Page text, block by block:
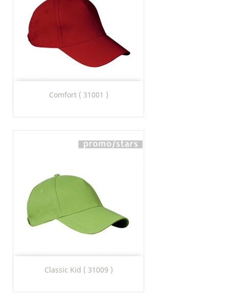
Comfort ( 31001 )
Classic Kid ( 31009 )